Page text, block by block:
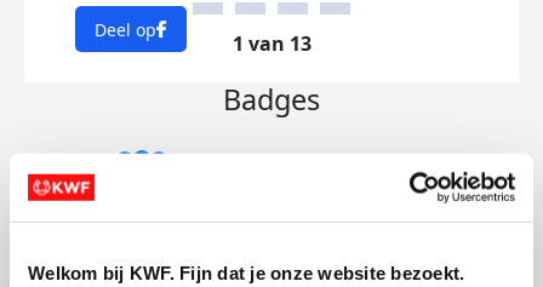
Welkom bij KWF. Fijn dat je onze website bezoekt.
Deel op
1 van 13
Badges